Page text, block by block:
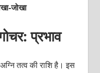
जोखा
प्रभाव
तत्व की राशि है। इस